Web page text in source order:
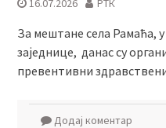
16.07.2026 РТК
За мештане села Рамаћа,
заједнице, данас су
превентивни
Додај коментар